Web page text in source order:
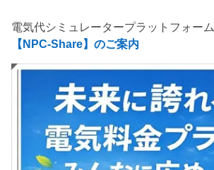
電気代シミュレータープラットフォーム
【NPC-Share】のご案内